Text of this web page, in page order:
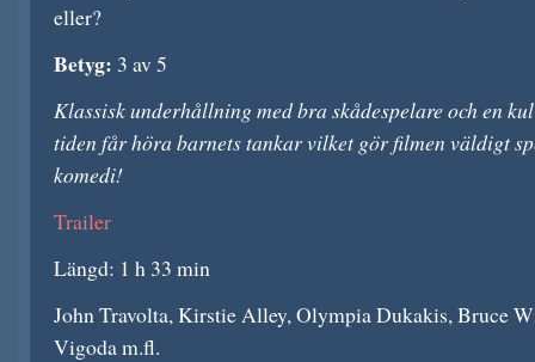
eller?
Betyg: 3 av 5
Klassisk underhållning med bra skådespelare och en
tiden får höra barnets tankar vilket gör filmen väldigt
komedi!
Trailer
Längd: 1 h 33 min
John Travolta, Kirstie Alley, Olympia Dukakis, Bruce
Vigoda m.fl.